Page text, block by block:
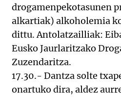
drogamenpekotasunen
alkartiak) alkoholemia
dittu. Antolatzailliak:
Eusko Jaurlaritzako
Zuzendaritza.
17.30.- Dantza solte
onartuko dira, aldez